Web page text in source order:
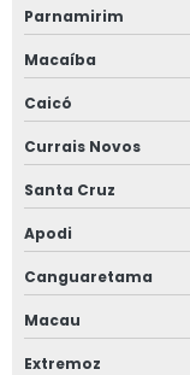
Parnamirim
Macaíba
Caicó
Currais Novos
Santa Cruz
Apodi
Canguaretama
Macau
Extremoz